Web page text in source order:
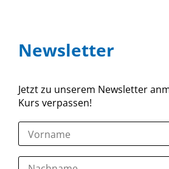
Newsletter
Jetzt zu unserem Newsletter
Kurs verpassen!